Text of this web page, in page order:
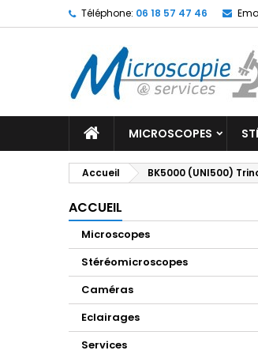
Téléphone: 06 18 57 47 46
MICROSCOPES
Accueil BK5000 (UNI500)
ACCUEIL
Microscopes
Stéréomicroscopes
Caméras
Eclairages
Services